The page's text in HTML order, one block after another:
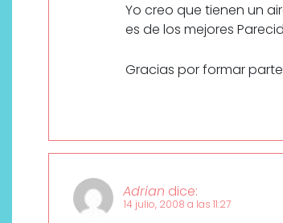
Yo creo que tienen un
es de los mejores
Gracias por formar
Adrian dice:
14 julio, 2008 a las 11:27